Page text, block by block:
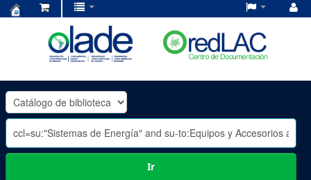
OLADE
-
Ir